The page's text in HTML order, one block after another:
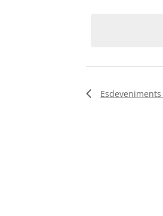
Esdeveniments